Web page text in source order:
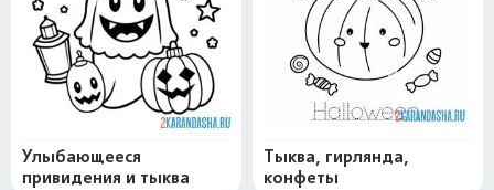
Улыбающееся
привидения и тыква
Тыква, гирлянда,
конфеты